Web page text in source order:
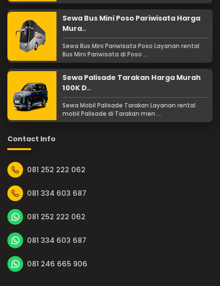
Sewa Bus Mini Poso Pariwisata Harga
Mura..
Sewa Bus Mini Pariwisata Poso Layanan rental
Bus Mini Pariwisata di Poso ...
Sewa Palisade Tarakan Harga Murah
100K D..
Sewa Mobil Palisade Tarakan Layanan rental
mobil Palisade di Tarakan men ...
Contact Info
081 252 222 062
081 334 603 687
081 252 222 062
081 334 603 687
081 246 665 906